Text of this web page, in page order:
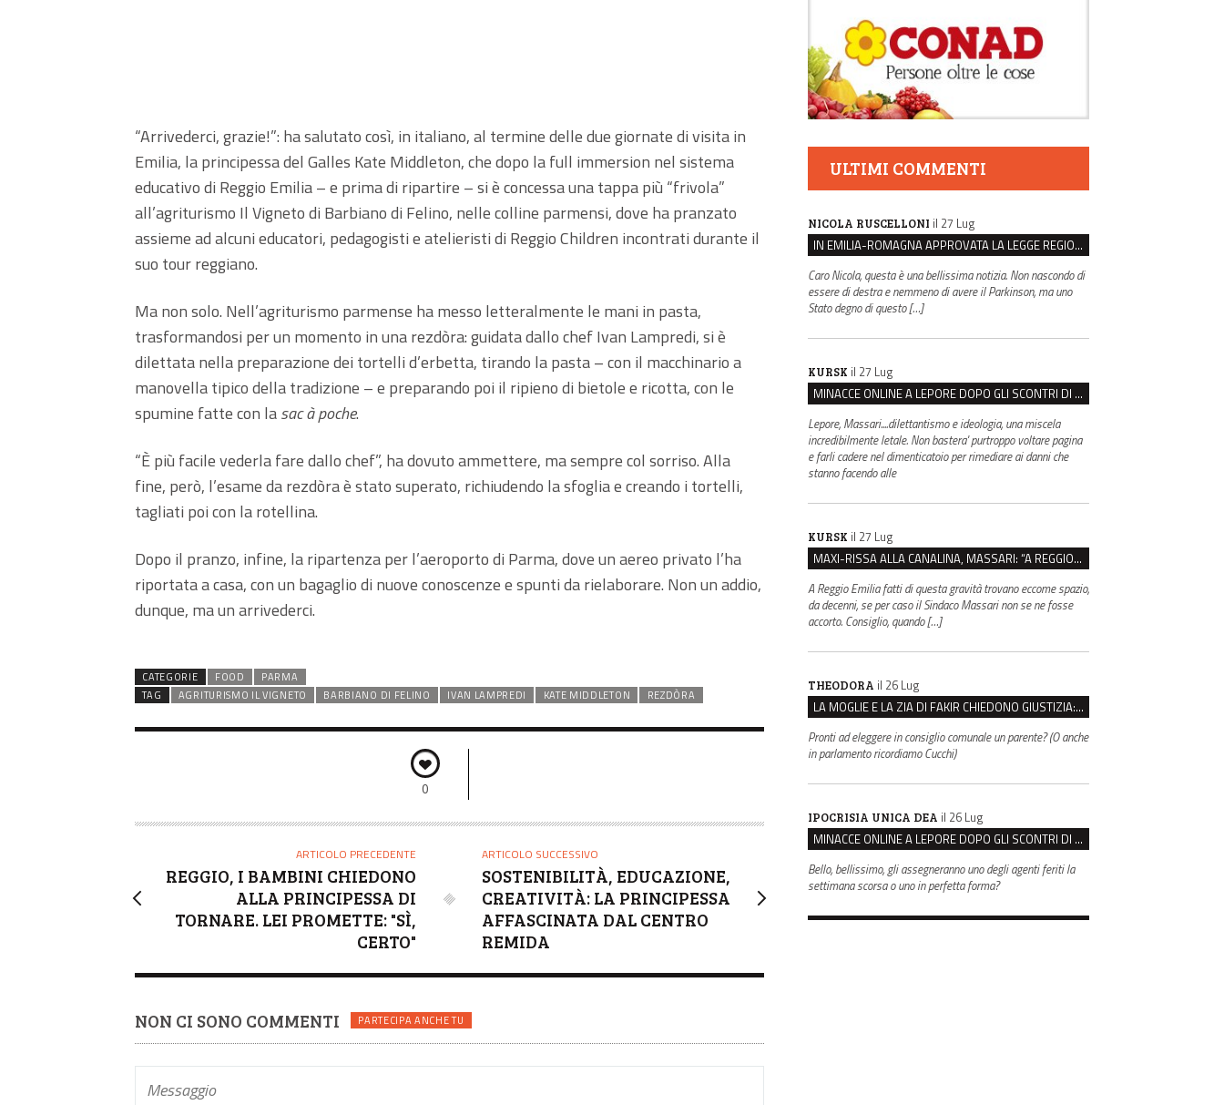
“Arrivederci, grazie!”: ha salutato così, in italiano, al termine delle due giornate di visita in
Emilia, la principessa del Galles Kate Middleton, che dopo la full immersion nel sistema
educativo di Reggio Emilia – e prima di ripartire – si è concessa una tappa più “frivola”
all’agriturismo Il Vigneto di Barbiano di Felino, nelle colline parmensi, dove ha pranzato
assieme ad alcuni educatori, pedagogisti e atelieristi di Reggio Children incontrati durante il
suo tour reggiano.
Ma non solo. Nell’agriturismo parmense ha messo letteralmente le mani in pasta,
trasformandosi per un momento in una rezdòra: guidata dallo chef Ivan Lampredi, si è
dilettata nella preparazione dei tortelli d’erbetta, tirando la pasta – con il macchinario a
manovella tipico della tradizione – e preparando poi il ripieno di bietole e ricotta, con le
spumine fatte con lasac à poche.
“È più facile vederla fare dallo chef”, ha dovuto ammettere, ma sempre col sorriso. Alla
fine, però, l’esame da rezdòra è stato superato, richiudendo la sfoglia e creando i tortelli,
tagliati poi con la rotellina.
Dopo il pranzo, infine, la ripartenza per l’aeroporto di Parma, dove un aereo privato l’ha
riportata a casa, con un bagaglio di nuove conoscenze e spunti da rielaborare. Non un addio,
dunque, ma un arrivederci.
CATEGORIE FOOD
PARMA
TAG
AGRITURISMO IL VIGNETO BARBIANO DI FELINO IVAN LAMPREDI KATE MIDDLETON REZDÒRA
0
ARTICOLO PRECEDENTE
REGGIO, I BAMBINI CHIEDONO
ALLA PRINCIPESSA DI
TORNARE. LEI PROMETTE: "SÌ,
CERTO"
ARTICOLO SUCCESSIVO
SOSTENIBILITÀ, EDUCAZIONE,
CREATIVITÀ: LA PRINCIPESSA
AFFASCINATA DAL CENTRO
REMIDA
NON CI SONO COMMENTI PARTECIPA ANCHE TU
ULTIMI COMMENTI
NICOLA RUSCELLONI il 27 Lug
IN EMILIA-ROMAGNA APPROVATA LA LEGGE REGIONALE SUL SUICIDIO MEDICALMENTE ASSISTITO
Caro Nicola, questa è una bellissima notizia. Non nascondo di
essere di destra e nemmeno di avere il Parkinson, ma uno
Stato degno di questo […]
KURSK il 27 Lug
MINACCE ONLINE A LEPORE DOPO GLI SCONTRI DI BOLOGNA, ASSEGNATA LA SCORTA AL SINDACO
Lepore, Massari....dilettantismo e ideologia, una miscela
incredibilmente letale. Non bastera' purtroppo voltare pagina
e farli cadere nel dimenticatoio per rimediare ai danni che
stanno facendo alle
KURSK il 27 Lug
MAXI-RISSA ALLA CANALINA, MASSARI: “A REGGIO FATTI COSÌ GRAVI NON DEVONO TROVARE SPAZIO”
A Reggio Emilia fatti di questa gravità trovano eccome spazio,
da decenni, se per caso il Sindaco Massari non se ne fosse
accorto. Consiglio, quando […]
THEODORA il 26 Lug
LA MOGLIE E LA ZIA DI FAKIR CHIEDONO GIUSTIZIA: “LA SUA MORTE CRIMINE CONTRO L’UMANITÀ”
Pronti ad eleggere in consiglio comunale un parente? (O anche
in parlamento ricordiamo Cucchi)
IPOCRISIA UNICA DEA il 26 Lug
MINACCE ONLINE A LEPORE DOPO GLI SCONTRI DI BOLOGNA, ASSEGNATA LA SCORTA AL SINDACO
Bello, bellissimo, gli assegneranno uno degli agenti feriti la
settimana scorsa o uno in perfetta forma?